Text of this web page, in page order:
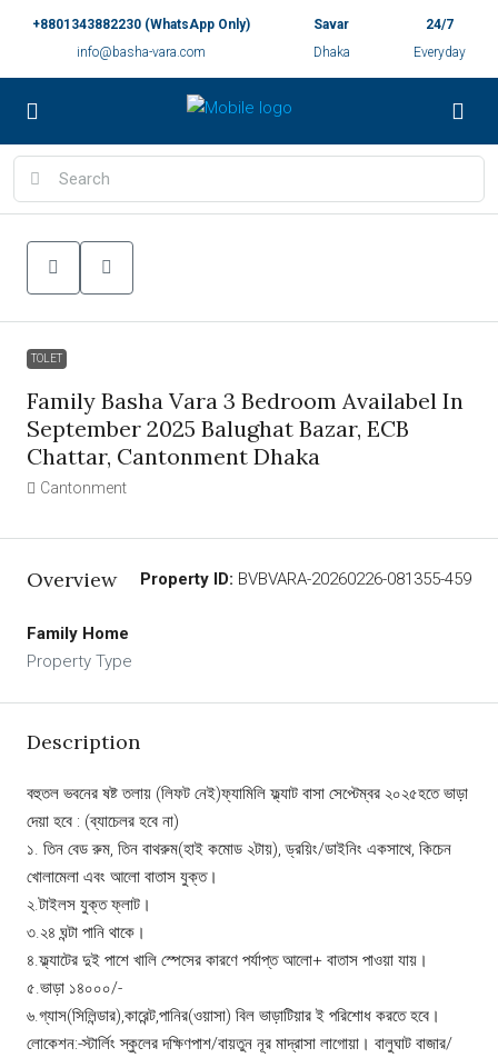
+8801343882230 (WhatsApp Only)
info@basha-vara.com
Savar
Dhaka
24/7
Everyday
TOLET
Family Basha Vara 3 Bedroom Availabel In
September 2025 Balughat Bazar, ECB
Chattar, Cantonment Dhaka
Cantonment
Overview Property ID: BVBVARA-20260226-081355-459
Family Home
Property Type
Description
বহুতল ভবনের ষষ্ট তলায় (লিফট নেই)ফ্যামিলি ফ্ল্যাট বাসা সেপ্টেম্বর ২০২৫হতে ভাড়া
দেয়া হবে : (ব্যাচেলর হবে না)
১. তিন বেড রুম, তিন বাথরুম(হাই কমোড ২টায়), ড্রয়িং/ডাইনিং একসাথে, কিচেন
খোলামেলা এবং আলো বাতাস যুক্ত।
২.টাইলস যুক্ত ফ্লাট।
৩.২৪ ঘন্টা পানি থাকে।
৪.ফ্ল্যাটের দুই পাশে খালি স্পেসের কারণে পর্যাপ্ত আলো+ বাতাস পাওয়া যায়।
৫.ভাড়া ১৪০০০/-
৬.গ্যাস(সিলিন্ডার),কারেন্ট,পানির(ওয়াসা) বিল ভাড়াটিয়ার ই পরিশোধ করতে হবে।
লোকেশন:-স্টার্লিং স্কুলের দক্ষিণপাশ/বায়তুন নূর মাদ্রাসা লাগোয়া। বালুঘাট বাজার/